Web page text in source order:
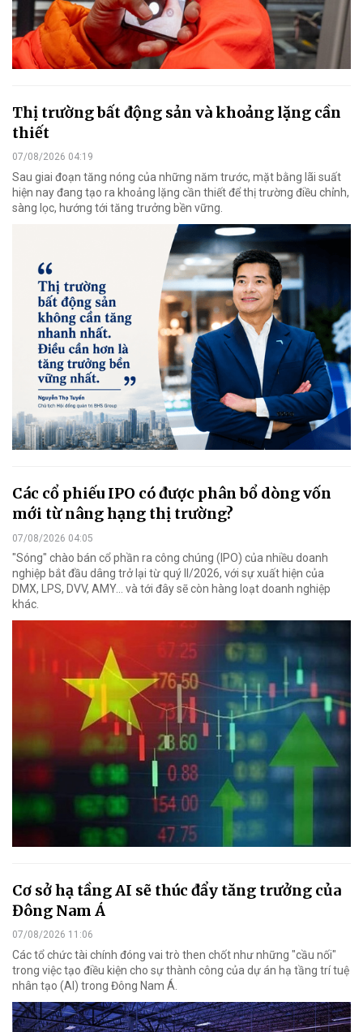
Thị trường bất động sản và khoảng lặng cần
thiết
07/08/2026 04:19
Sau giai đoạn tăng nóng của những năm trước, mặt bằng lãi suất
hiện nay đang tạo ra khoảng lặng cần thiết để thị trường điều chỉnh,
sàng lọc, hướng tới tăng trưởng bền vững.
Các cổ phiếu IPO có được phân bổ dòng vốn
mới từ nâng hạng thị trường?
07/08/2026 04:05
"Sóng" chào bán cổ phần ra công chúng (IPO) của nhiều doanh
nghiệp bắt đầu dâng trở lại từ quý II/2026, với sự xuất hiện của
DMX, LPS, DVV, AMY... và tới đây sẽ còn hàng loạt doanh nghiệp
khác.
Cơ sở hạ tầng AI sẽ thúc đẩy tăng trưởng của
Đông Nam Á
07/08/2026 11:06
Các tổ chức tài chính đóng vai trò then chốt như những "cầu nối"
trong việc tạo điều kiện cho sự thành công của dự án hạ tầng trí tuệ
nhân tạo (AI) trong Đông Nam Á.